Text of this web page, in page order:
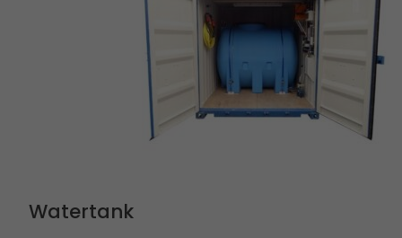
Watertank